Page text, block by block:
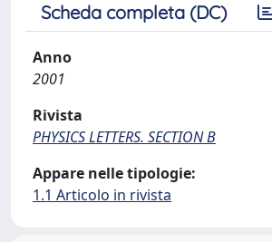
Scheda completa (DC)
Anno
2001
Rivista
PHYSICS LETTERS. SECTION B
Appare nelle tipologie:
1.1 Articolo in rivista